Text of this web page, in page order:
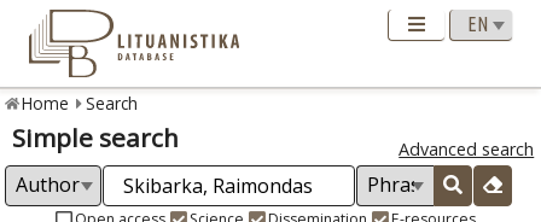
Home Search
Simple search Advanced search